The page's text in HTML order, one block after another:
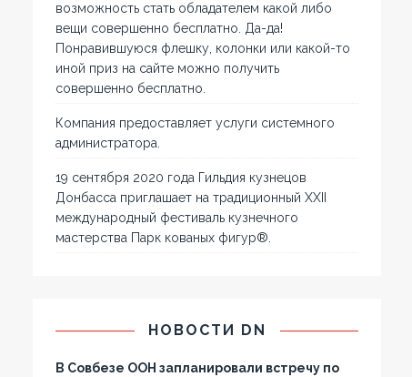
возможность стать обладателем какой либо
вещи совершенно бесплатно. Да-да!
Понравившуюся флешку, колонки или какой-то
иной приз на сайте можно получить
совершенно бесплатно.
Компания предоставляет услуги системного
администратора.
19 сентября 2020 года Гильдия кузнецов
Донбасса приглашает на традиционный XXII
международный фестиваль кузнечного
мастерства Парк кованых фигур®.
НОВОСТИ DN
В Совбезе ООН запланировали встречу по